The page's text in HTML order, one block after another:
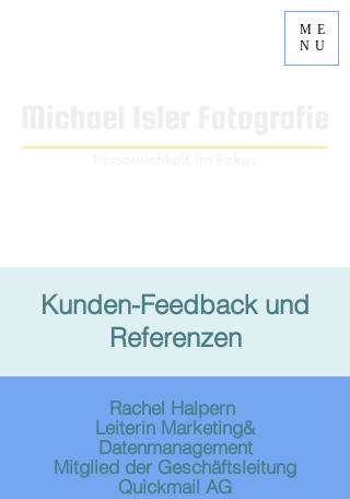
ME
NU
Kunden-Feedback und
Referenzen
Rachel Halpern
Leiterin Marketing&
Datenmanagement
Mitglied der Geschäftsleitung
Quickmail AG